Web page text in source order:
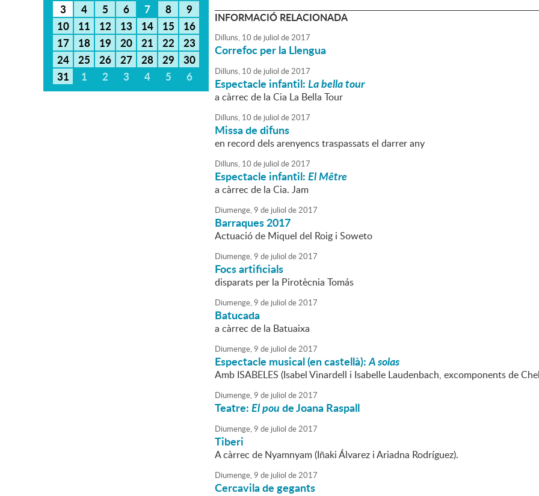
3
4 5 6 7 8
9
10
11 12 13 14 15
16
17
18 19 20 21 22
23
24
25 26 27 28 29
30
31
1 2 3 4 5 6
INFORMACIÓ RELACIONADA
Dilluns, 10 de juliol de2017
Correfoc per la Llengua
Dilluns, 10 de juliol de2017
Espectacle infantil:La bella tour
a càrrec de la Cia La Bella Tour
Dilluns, 10 de juliol de2017
Missa de difuns
en record dels arenyencs traspassats el darrer any
Dilluns, 10 de juliol de2017
Espectacle infantil:El Mêtre
a càrrec de la Cia. Jam
Diumenge,9 de juliol de2017
Barraques 2017
Actuació de Miquel del Roig i Soweto
Diumenge,9 de juliol de2017
Focs artificials
disparats per la Pirotècnia Tomás
Diumenge,9 de juliol de2017
Batucada
a càrrec de la Batuaixa
Diumenge,9 de juliol de2017
Espectacle musical (en castellà):A solas
Amb ISABELES (Isabel Vinardell i Isabelle Laudenbach, excomponents de
Diumenge,9 de juliol de2017
Teatre:El poude Joana Raspall
Diumenge,9 de juliol de2017
Tiberi
A càrrec de Nyamnyam (Iñaki Álvarez i Ariadna Rodríguez).
Diumenge,9 de juliol de2017
Cercavila de gegants